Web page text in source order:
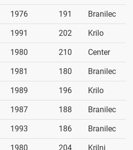
1976 191 Branilec
1991 202 Krilo
1980 210 Center
1981 180 Branilec
1989 196 Krilo
1987 188 Branilec
1993 186 Branilec
1980 204
Krilni